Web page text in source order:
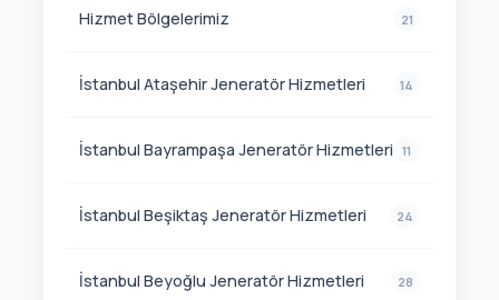
Hizmet Bölgelerimiz 21
İstanbul Ataşehir Jeneratör Hizmetleri 14
İstanbul Bayrampaşa Jeneratör Hizmetleri 11
İstanbul Beşiktaş Jeneratör Hizmetleri 24
İstanbul Beyoğlu Jeneratör Hizmetleri 28